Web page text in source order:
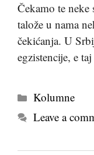
Čekamo te
talože u nama
čekićanja. U
egzistencije, e
Kategorije
Kolumne
Leave a